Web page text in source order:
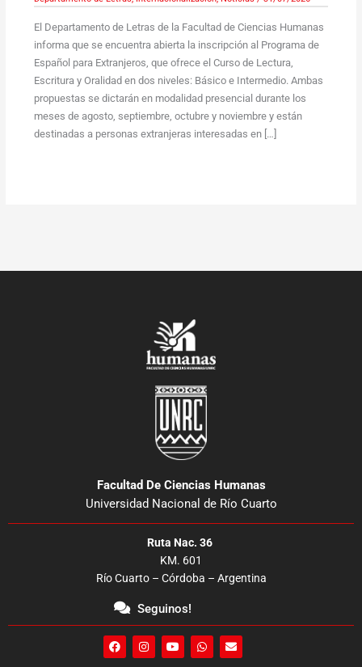
El Departamento de Letras de la Facultad de Ciencias Humanas
informa que se encuentra abierta la inscripción al Programa de
Español para Extranjeros, que ofrece el Curso de Lectura,
Escritura y Oralidad en dos niveles: Básico e Intermedio. Ambas
propuestas se dictarán en modalidad presencial durante los
meses de agosto, septiembre, octubre y noviembre y están
destinadas a personas extranjeras interesadas en […]
Facultad De Ciencias Humanas
Universidad Nacional de Río Cuarto
Ruta Nac. 36
KM. 601
Río Cuarto – Córdoba – Argentina
Seguinos!
F
a
I
n
Y
o
W
h
E
n